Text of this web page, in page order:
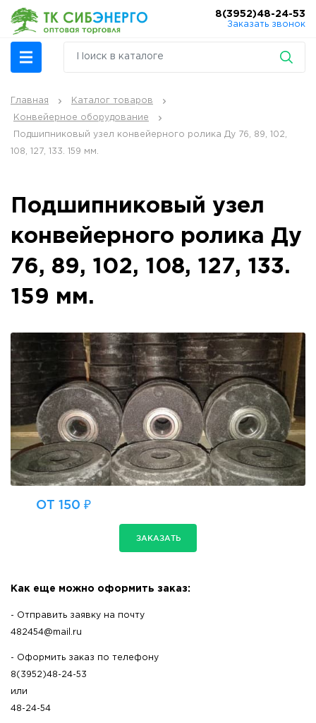
8(3952)48-24-53
Заказать звонок
Главная Каталог товаров
Конвейерное оборудование
Подшипниковый узел конвейерного ролика Ду 76, 89, 102,
108, 127, 133. 159 мм.
Подшипниковый узел
конвейерного ролика Ду
76, 89, 102, 108, 127, 133.
159 мм.
ОТ 150 ₽
ЗАКАЗАТЬ
Как еще можно оформить заказ:
- Отправить заявку на почту
482454@mail.ru
- Оформить заказ по телефону
8(3952)48-24-53
или
48-24-54